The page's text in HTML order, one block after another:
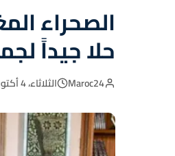
الصحراء
حلا جيداً
Maroc24 الثلاثاء، 4 أكتوبر 2022 - 15:23